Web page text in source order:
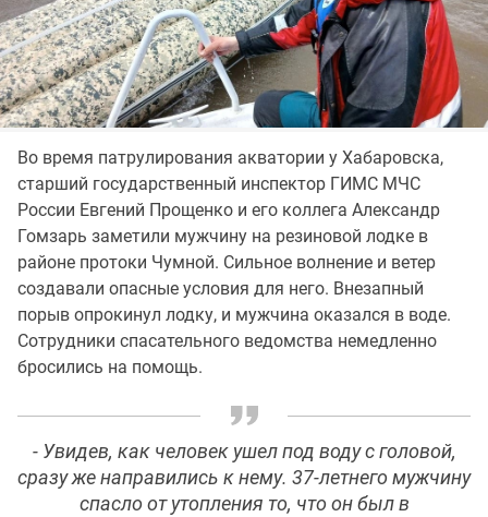
Во время патрулирования акватории у Хабаровска,
старший государственный инспектор ГИМС МЧС
России Евгений Прощенко и его коллега Александр
Гомзарь заметили мужчину на резиновой лодке в
районе протоки Чумной. Сильное волнение и ветер
создавали опасные условия для него. Внезапный
порыв опрокинул лодку, и мужчина оказался в воде.
Сотрудники спасательного ведомства немедленно
бросились на помощь.
- Увидев, как человек ушел под воду с головой,
сразу же направились к нему. 37-летнего мужчину
спасло от утопления то, что он был в